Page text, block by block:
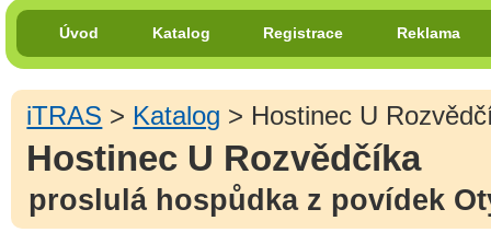
Úvod Katalog Registrace Reklama
iTRAS > Katalog > Hostinec U
Hostinec U Rozvědčíka
proslulá hospůdka z povídek